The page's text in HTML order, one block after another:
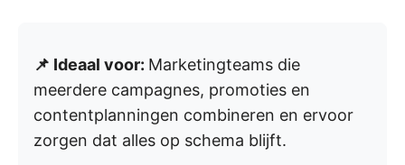
📌 Ideaal voor: Marketingteams die
meerdere campagnes, promoties en
contentplanningen combineren en ervoor
zorgen dat alles op schema blijft.